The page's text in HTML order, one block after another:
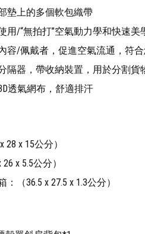
墊上的多個軟包織帶
用/“無拍打”空氣動力學和快速美
容/佩戴者，促進空氣流通，符
隔器，帶收納裝置，用於分割貨
透氣網布，舒適排汗
x 15公分）
x 5.5公分）
（36.5 x 27.5 x 1.3公分）